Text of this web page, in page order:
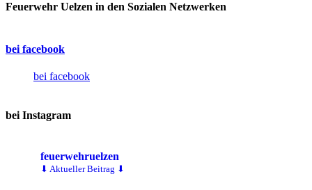
Feuerwehr Uelzen in den Sozialen Netzwerken
bei facebook
bei facebook
bei Instagram
feuerwehruelzen
⬇ Aktueller Beitrag ⬇